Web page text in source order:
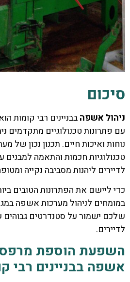
סיכום
ניהול אשפהבבניינים רבי קומות
עם פתרונות טכנולוגיים מתקדמים
נוחות ואיכות חיים. תכנון נכון של
טכנולוגיות חכמות והתאמה
לדיירים ליהנות מסביבה נקייה
כדי ליישם את הפתרונות הטובים
במומחים לניהול מערכות אשפה
שלכם ישמור על סטנדרטים גבוהים
לדיירים.
השפעת הוספת
אשפה בבניינים רבי